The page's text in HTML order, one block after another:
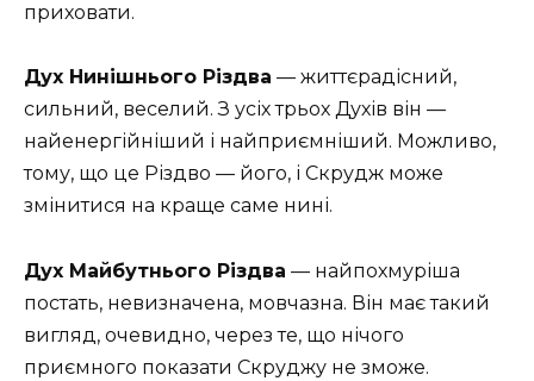
приховати.
Дух Нинішнього Різдва — життєрадісний,
сильний, веселий. З усіх трьох Духів він —
найенергійніший і найприємніший. Можливо,
тому, що це Різдво — його, і Скрудж може
змінитися на краще саме нині.
Дух Майбутнього Різдва — найпохмуріша
постать, невизначена, мовчазна. Він має такий
вигляд, очевидно, через те, що нічого
приємного показати Скруджу не зможе.